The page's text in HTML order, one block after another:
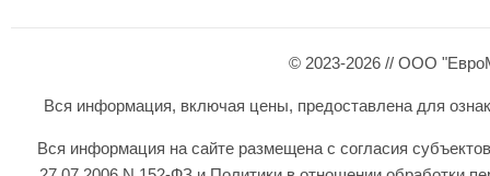
© 2023-2026 // ООО
Вся информация, включая цены, предоставлена для
Вся информация на сайте размещена с согласия